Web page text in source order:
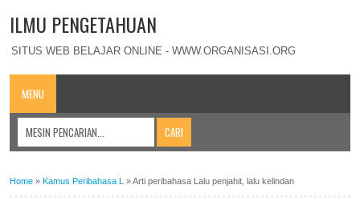
ILMU PENGETAHUAN
SITUS WEB BELAJAR ONLINE - WWW.ORGANISASI.ORG
MENU
Home » Kamus Peribahasa L »Arti peribahasa Lalu penjahit, lalu kelindan